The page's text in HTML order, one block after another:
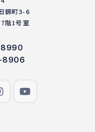
錦町3-6
階1号室